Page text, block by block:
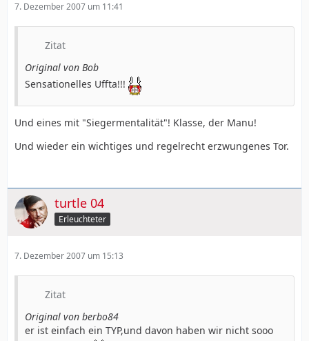
7. Dezember 2007 um 11:41
Zitat
Original von Bob
Sensationelles Uffta!!!
Und eines mit "Siegermentalität"! Klasse, der Manu!
Und wieder ein wichtiges und regelrecht erzwungenes Tor.
turtle 04
Erleuchteter
7. Dezember 2007 um 15:13
Zitat
Original von berbo84
er ist einfach ein TYP,und davon haben wir nicht sooo